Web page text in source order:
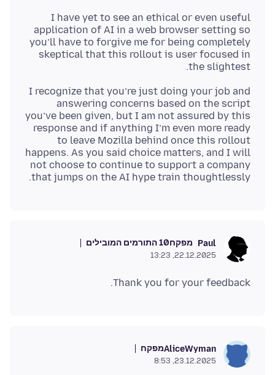
I have yet to see an ethical or even useful
application of AI in a web browser setting so
you’ll have to forgive me for being completely
skeptical that this rollout is user focused in
the slightest.
I recognize that you’re just doing your job and
answering concerns based on the script
you’ve been given, but I am not assured by this
response and if anything I’m even more ready
to leave Mozilla behind once this rollout
happens. As you said choice matters, and I will
not choose to continue to support a company
that jumps on the AI hype train thoughtlessly.
Paul מפקח10 התורמים המובילים
22.12.2025, 13:23
Thank you for your feedback.
AliceWymanמפקח
23.12.2025, 8:53